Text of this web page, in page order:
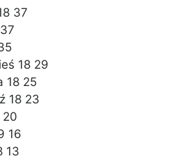
37
18 29
18 25
18 23
20
16
13